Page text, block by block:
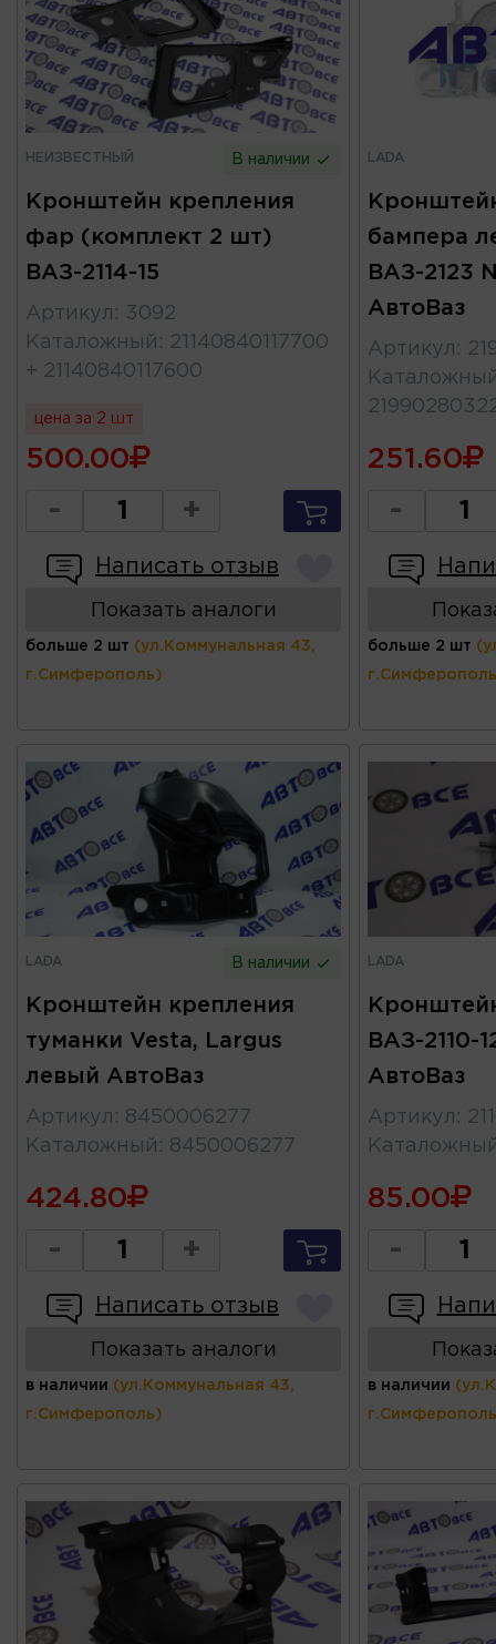
НЕИЗВЕСТНЫЙ В наличии
Кронштейн крепления
фар (комплект 2 шт)
ВАЗ-2114-15
Артикул : 3092
Каталожный : 21140840117700
+ 21140840117600
цена за 2 шт
500.00
- +
Написать отзыв
Показать аналоги
больше 2 шт (ул.Коммунальная 43,
г.Симферополь)
LADA
бампера
ВАЗ-2123
АвтоВаз
Артикул :
251.60
-
больше 2 шт
LADA В наличии
Кронштейн крепления
туманки Vesta, Largus
левый АвтоВаз
Артикул : 8450006277
Каталожный : 8450006277
424.80
- +
Написать отзыв
Показать аналоги
в наличии (ул.Коммунальная 43,
г.Симферополь)
LADA
ВАЗ-2110-
АвтоВаз
Артикул :
85.00
-
в наличии